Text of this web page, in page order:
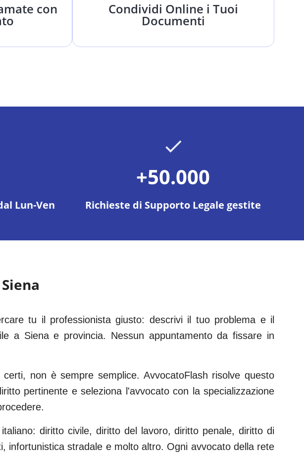
con Condividi Online i Tuoi
Documenti
Lun-Ven
+50.000
Richieste di Supporto Legale gestite
Siena
tu il professionista giusto: descrivi il tuo problema e il
a Sienae provincia. Nessun appuntamento da fissare in
non è sempre semplice. AvvocatoFlash risolve questo
pertinente e seleziona l'avvocato con la specializzazione
diritto civile, diritto del lavoro, diritto penale, diritto di
infortunistica stradale e molto altro. Ogni avvocato della rete